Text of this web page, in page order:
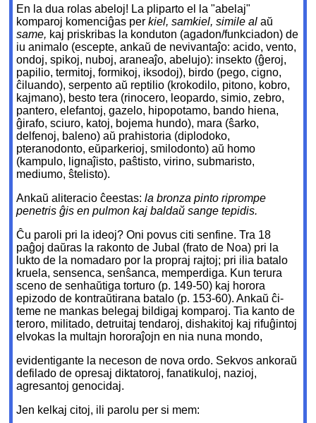
En la dua rolas abeloj! La pliparto el la "abelaj"
komparoj komenciĝas perkiel, samkiel, simile alaŭ
same, kaj priskribas la konduton (agadon/funkciadon) de
iu animalo (escepte, ankaŭ de nevivantaĵo: acido, vento,
ondoj, spikoj, nuboj, araneaĵo, abelujo): insekto (ĝeroj,
papilio, termitoj, formikoj, iksodoj), birdo (pego, cigno,
ĉiluando), serpento aŭ reptilio (krokodilo, pitono, kobro,
kajmano), besto tera (rinocero, leopardo, simio, zebro,
pantero, elefantoj, gazelo, hipopotamo, bando hiena,
ĝirafo, sciuro, katoj, bojema hundo), mara (ŝarko,
delfenoj, baleno) aŭ prahistoria (diplodoko,
pteranodonto, eŭparkerioj, smilodonto) aŭ homo
(kampulo, lignaĵisto, paŝtisto, virino, submaristo,
mediumo, ŝtelisto).
Ankaŭ aliteracio ĉeestas:la bronza pinto riprompe
penetris ĝis en pulmon kaj baldaŭ sange tepidis.
Ĉu paroli pri la ideoj? Oni povus citi senfine. Tra 18
paĝoj daŭras la rakonto de Jubal (frato de Noa) pri la
lukto de la nomadaro por la propraj rajtoj; pri ilia batalo
kruela, sensenca, senŝanca, memperdiga. Kun terura
sceno de senhaŭtiga torturo (p. 149-50) kaj horora
epizodo de kontraŭtirana batalo (p. 153-60). Ankaŭ ĉi-
teme ne mankas belegaj bildigaj komparoj. Tia kanto de
teroro, militado, detruitaj tendaroj, dishakitoj kaj rifuĝintoj
elvokas la multajn hororaĵojn en nia nuna mondo,
evidentigante la neceson de nova ordo. Sekvos ankoraŭ
defilado de opresaj diktatoroj, fanatikuloj, nazioj,
agresantoj genocidaj.
Jen kelkaj citoj, ili parolu per si mem: